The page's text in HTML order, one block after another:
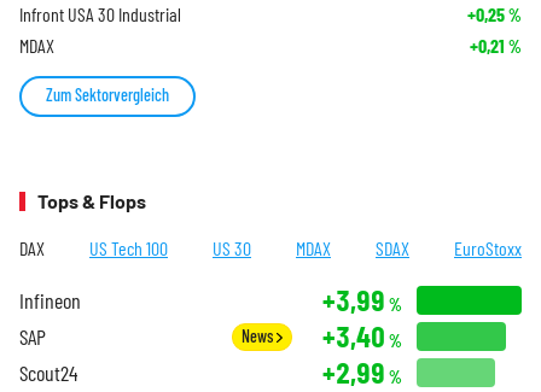
Infront USA 30 Industrial +0,25%
MDAX +0,21 %
Zum Sektorvergleich
Tops & Flops
DAX US Tech 100 US 30 MDAX SDAX EuroStoxx
Infineon +3,99 %
SAP News +3,40 %
Scout24 +2,99 %